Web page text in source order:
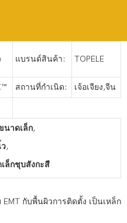
แบรนด์สินค้า: TOPELE
สถานที่กำเนิด: เจ้อเจียง,จีน
นาดเล็ก,
,
ล็กชุบสังกะสี
กับพื้นผิวการติดตั้ง เป็นเหล็ก